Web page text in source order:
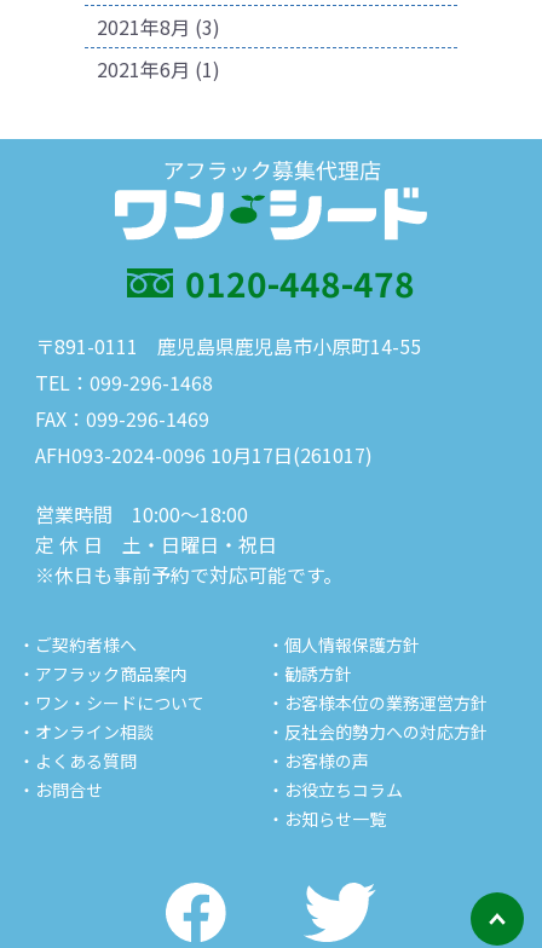
2021年8月 (3)
2021年6月 (1)
0120-448-478
〒891-0111 鹿児島県鹿児島市小原町14-55
TEL：099-296-1468
FAX：099-296-1469
AFH093-2024-0096 10月17日(261017)
営業時間 10:00～18:00
定 休 日 土・日曜日・祝日
※休日も事前予約で対応可能です。
・ご契約者様へ
・アフラック商品案内
・ワン・シードについて
・オンライン相談
・よくある質問
・お問合せ
・個人情報保護方針
・勧誘方針
・お客様本位の業務運営方針
・反社会的勢力への対応方針
・お客様の声
・お役立ちコラム
・お知らせ一覧